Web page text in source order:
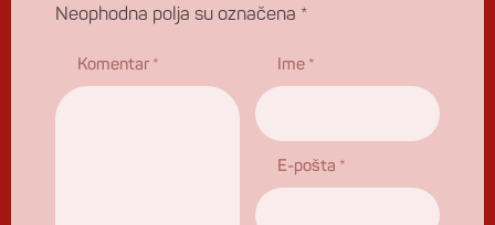
Neophodna polja su označena *
Komentar * Ime *
E-pošta *